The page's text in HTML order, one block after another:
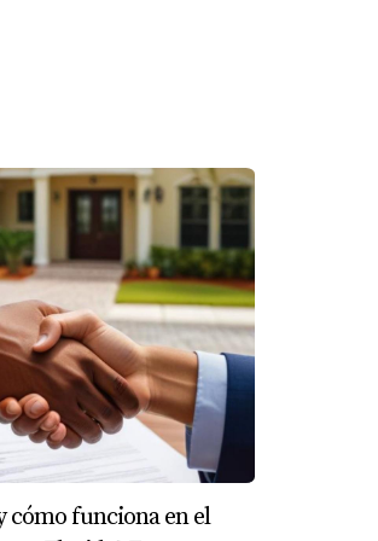
por parte
fiscal.
el tipo de propiedad.
de cumplir con todas las
consultar
cómo funciona en el